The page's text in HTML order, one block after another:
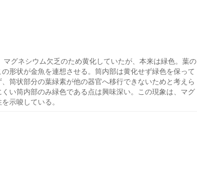
グネシウム欠乏のため黄化していたが、本来は緑色。葉の
形状が金魚を連想させる。筒内部は黄化せず緑色を保って
筒状部分の葉緑素が他の器官へ移行できないためと考えら
い筒内部のみ緑色である点は興味深い。この現象は、マグ
示唆している。